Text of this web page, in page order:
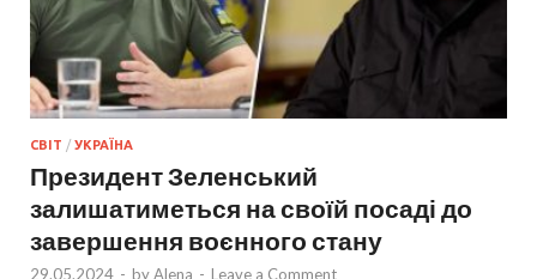
СВІТ / УКРАЇНА
Президент Зеленський
залишатиметься на своїй посаді до
завершення воєнного стану
29.05.2024 - byAlena - Leave a Comment